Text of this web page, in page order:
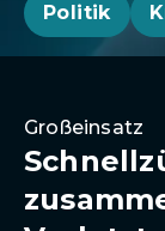
Politik
Großeinsatz